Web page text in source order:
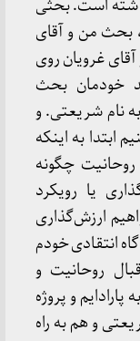
است. بحثی
بحث من و آقای
غرویان روی
خودمان بحث
نام شریعتی. و
ابتدا به اینکه
چگونه
یا رویکرد
ارزش‌گذاری
انتقادی خودم
روحانیت و
و پروژه
و هم به راه